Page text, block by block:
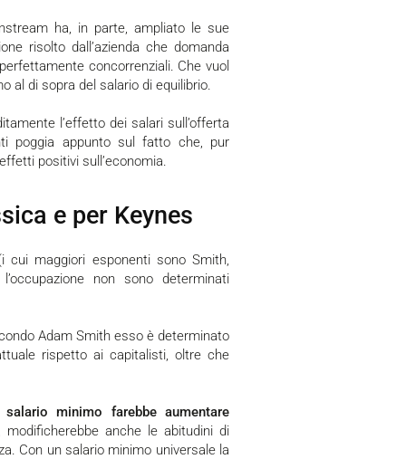
risolto dall’azienda che domanda
concorrenziali. Che vuol
al di sopra del salario di equilibrio.
poggia appunto sul fatto che, pur
positivi sull’economia.
e per Keynes
cui maggiori esponenti sono Smith,
non sono determinati
rispetto ai capitalisti, oltre che
minimo farebbe aumentare
anche le abitudini di
Con un salario minimo universale la